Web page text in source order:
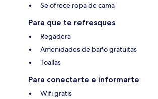
Se ofrece ropa de cama
Para que te refresques
Regadera
Amenidades de baño gratuitas
Toallas
Para conectarte e informarte
Wifi gratis